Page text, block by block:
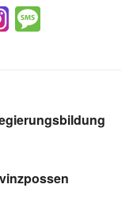
g